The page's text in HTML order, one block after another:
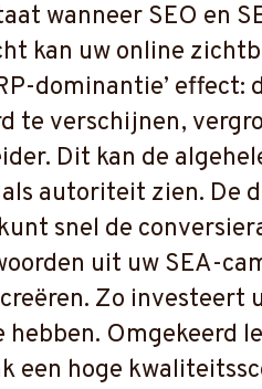
wanneer SEO en
kan uw online
dominantie’
te verschijnen,
Dit kan de
autoriteit zien. De
snel de
uit uw SEA-
Zo investeert
hebben. Omgekeerd
een hoge